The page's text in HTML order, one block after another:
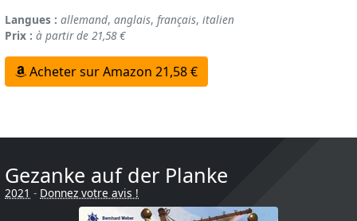
Langues : allemand, anglais, français, italien
Prix : à partir de 21,58 €
Acheter sur Amazon 21,58 €
Gezanke auf der Planke
2021 - Donnez votre avis !